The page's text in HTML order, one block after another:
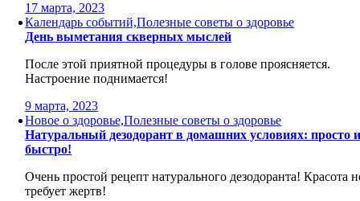
17 марта, 2023
Календарь событий,Полезные советы о здоровье
День выметания скверных мыслей
После этой приятной процедуры в голове проясняется.
Настроение поднимается!
9 марта, 2023
Новое о здоровье,Полезные советы о здоровье
Натуральный дезодорант в домашних условиях: просто
быстро!
Очень простой рецепт натурального дезодоранта! Красота
требует жертв!